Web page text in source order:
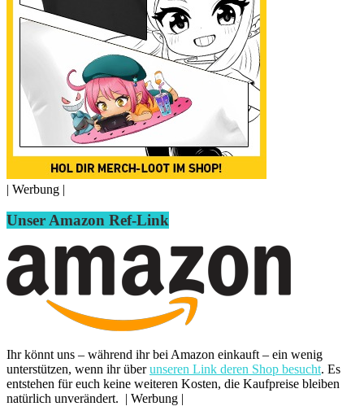
| Werbung |
Unser Amazon Ref-Link
Ihr könnt uns – während ihr bei Amazon einkauft – ein wenig
unterstützen, wenn ihr überunseren Link deren Shop besucht. Es
entstehen für euch keine weiteren Kosten, die Kaufpreise bleiben
natürlich unverändert. | Werbung |